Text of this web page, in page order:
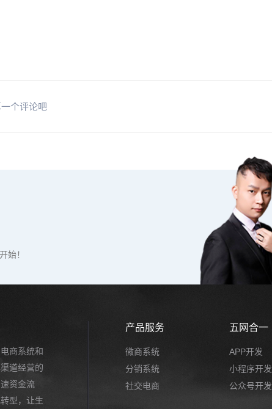
个评论吧
始！
商系统和
道经营的
资金流
型，让生
产品服务
微商系统
分销系统
社交电商
五网合一
APP开发
小程序开发
公众号开发